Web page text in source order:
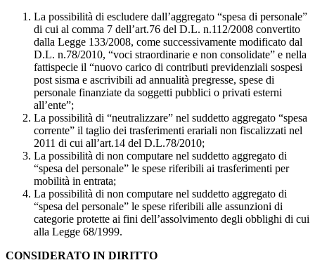
La possibilità di escludere dall’aggregato “spesa di personale”
di cui al comma 7 dell’art.76 del D.L. n.112/2008 convertito
dalla Legge 133/2008, come successivamente modificato dal
D.L. n.78/2010, “voci straordinarie e non consolidate” e nella
fattispecie il “nuovo carico di contributi previdenziali sospesi
post sisma e ascrivibili ad annualità pregresse, spese di
personale finanziate da soggetti pubblici o privati esterni
all’ente”;
La possibilità di “neutralizzare” nel suddetto aggregato “spesa
corrente” il taglio dei trasferimenti erariali non fiscalizzati nel
2011 di cui all’art.14 del D.L.78/2010;
La possibilità di non computare nel suddetto aggregato di
“spesa del personale” le spese riferibili ai trasferimenti per
mobilità in entrata;
La possibilità di non computare nel suddetto aggregato di
“spesa del personale” le spese riferibili alle assunzioni di
categorie protette ai fini dell’assolvimento degli obblighi di cui
alla Legge 68/1999.
CONSIDERATO IN DIRITTO